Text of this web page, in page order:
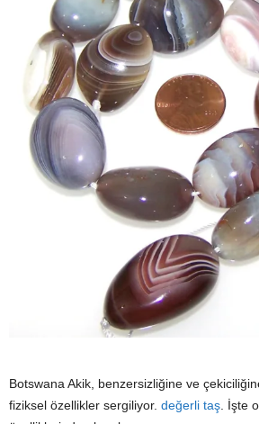
Botswana Akik, benzersizliğine ve
fiziksel özellikler sergiliyor. değerli taş. İşte